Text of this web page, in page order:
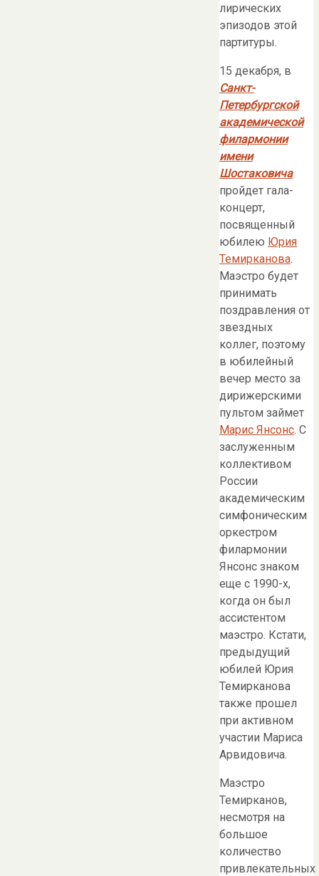
лирических
эпизодов этой
партитуры.
15 декабря, в
Санкт-
Петербургской
академической
филармонии
имени
Шостаковича
пройдет гала-
концерт,
посвященный
юбилею Юрия
Темирканова.
Маэстро будет
принимать
поздравления от
звездных
коллег, поэтому
в юбилейный
вечер место за
дирижерскими
пультом займет
Марис Янсонс. С
заслуженным
коллективом
России
академическим
симфоническим
оркестром
филармонии
Янсонс знаком
еще с 1990-х,
когда он был
ассистентом
маэстро. Кстати,
предыдущий
юбилей Юрия
Темирканова
также прошел
при активном
участии Мариса
Арвидовича.
Маэстро
Темирканов,
несмотря на
большое
количество
привлекательных